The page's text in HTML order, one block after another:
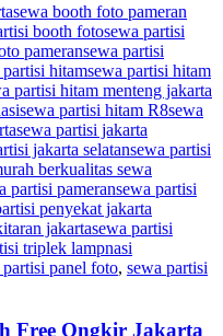
sewa booth foto pameran
booth fotosewa partisi
pameransewa partisi
partisi hitamsewa partisi hitam
partisi hitam menteng jakarta
sewa partisi hitam R8sewa
sewa partisi jakarta
jakarta selatansewa partisi
berkualitas sewa
partisi pameransewa partisi
penyekat jakarta
jakartasewa partisi
triplek lampnasi
partisi panel foto, sewa partisi
Free Ongkir Jakarta